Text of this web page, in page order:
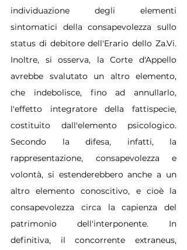
individuazione degli elementi
sintomatici della consapevolezza sullo
status di debitore dell'Erario dello Za.Vi.
Inoltre, si osserva, la Corte d'Appello
avrebbe svalutato un altro elemento,
che indebolisce, fino ad annullarlo,
l'effetto integratore della fattispecie,
costituito dall'elemento psicologico.
Secondo la difesa, infatti, la
rappresentazione, consapevolezza e
volontà, si estenderebbero anche a un
altro elemento conoscitivo, e cioè la
consapevolezza circa la capienza del
patrimonio dell'interponente. In
definitiva, il concorrente extraneus,